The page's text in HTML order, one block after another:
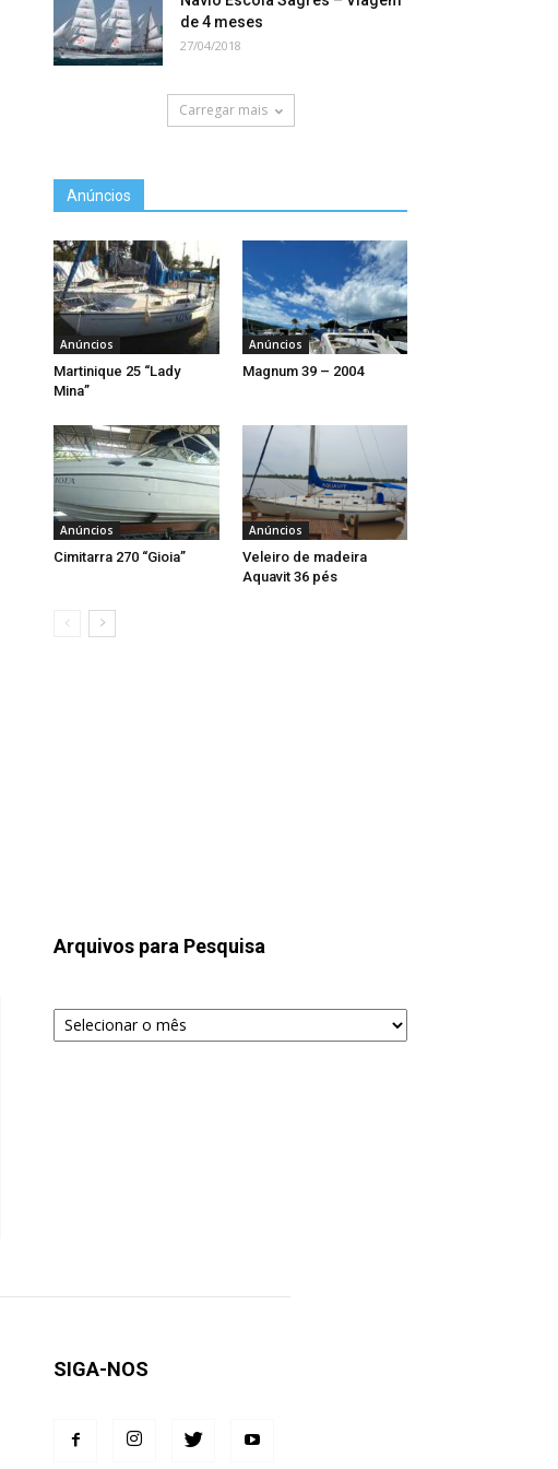
de 4 meses
27/04/2018
Carregar mais
Anúncios
Anúncios
Martinique 25 “Lady
Mina”
Anúncios
Magnum 39 – 2004
Anúncios
Cimitarra 270 “Gioia”
Anúncios
Veleiro de madeira
Aquavit 36 pés
Arquivos para Pesquisa
Arquivos
para
SIGA-NOS